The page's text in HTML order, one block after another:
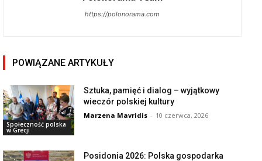
https://polonorama.com
POWIĄZANE ARTYKUŁY
Społeczność polska
w Grecji
Sztuka, pamięć i dialog – wyjątkowy
wieczór polskiej kultury
Marzena Mavridis - 10 czerwca, 2026
Posidonia 2026: Polska gospodarka